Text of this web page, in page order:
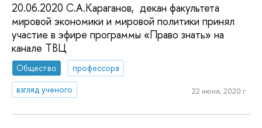
20.06.2020 С.А.Караганов, декан факультета
мировой экономики и мировой политики принял
участие в эфире программы «Право знать» на
канале ТВЦ
Общество
профессора
взгляд ученого
22 июня, 2020 г.